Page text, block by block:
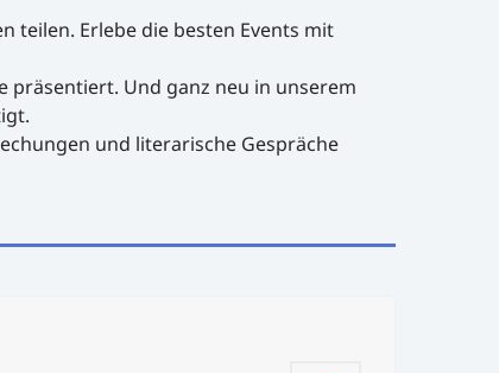
teilen. Erlebe die besten Events mit
präsentiert. Und ganz neu in unserem
und literarische Gespräche